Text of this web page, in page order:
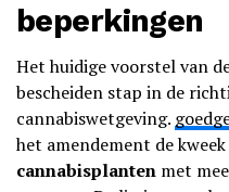
beperkingen
Het huidige voorstel van
bescheiden stap in de
cannabiswetgeving.
het amendement de
cannabisplanten met